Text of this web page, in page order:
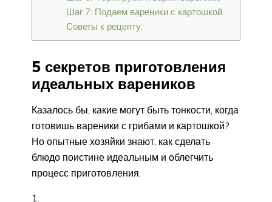
Шаг 7: Подаем вареники с картошкой.
Советы к рецепту:
5 секретов приготовления
идеальных вареников
Казалось бы, какие могут быть тонкости, когда
готовишь вареники с грибами и картошкой?
Но опытные хозяйки знают, как сделать
блюдо поистине идеальным и облегчить
процесс приготовления.